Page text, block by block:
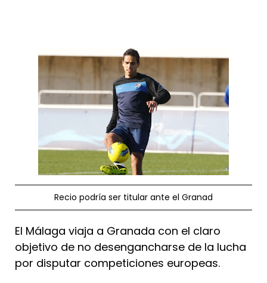
Recio podría ser titular ante el Granad
El Málaga viaja a Granada con el claro
objetivo de no desengancharse de la lucha
por disputar competiciones europeas.